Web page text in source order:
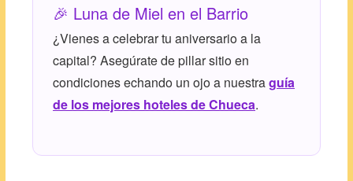
🎉 Luna de Miel en el Barrio
¿Vienes a celebrar tu aniversario a la
capital? Asegúrate de pillar sitio en
condiciones echando un ojo a nuestraguía
de los mejores hoteles de Chueca.